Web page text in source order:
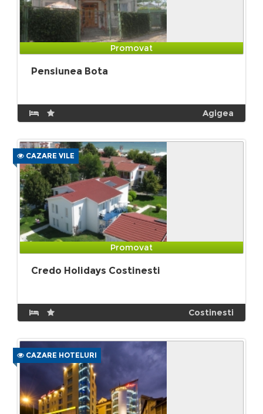
Promovat
Pensiunea Bota
Agigea
CAZARE VILE
Promovat
Credo Holidays Costinesti
Costinesti
CAZARE HOTELURI